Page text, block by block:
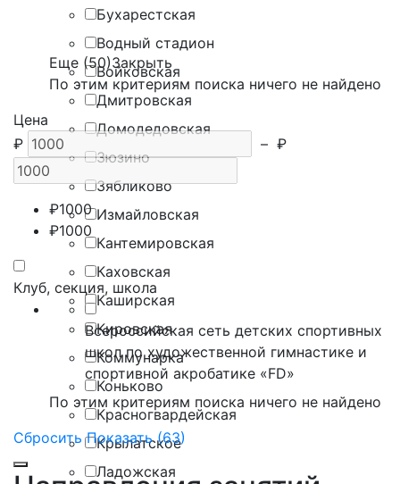
Бухарестская
Водный стадион
Войковская
Дмитровская
Домодедовская
Зюзино
Зябликово
Измайловская
Кантемировская
Каховская
Каширская
Кировская
Коммунарка
Коньково
Красногвардейская
Крылатское
Ладожская
Еще (50)Закрыть
По этим критериям поиска ничего не найдено
Цена
₽
– ₽
₽1000
₽1000
Клуб, секция, школа
Всероссийская сеть детских спортивных
школ по художественной гимнастике и
спортивной акробатике «FD»
По этим критериям поиска ничего не найдено
Сбросить Показать (63)